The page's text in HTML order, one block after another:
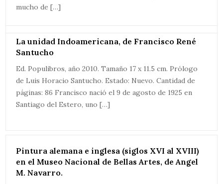
mucho de […]
La unidad Indoamericana, de Francisco René
Santucho
Ed. Populibros, año 2010. Tamaño 17 x 11.5 cm. Prólogo
de Luis Horacio Santucho. Estado: Nuevo. Cantidad de
páginas: 86 Francisco nació el 9 de agosto de 1925 en
Santiago del Estero, uno […]
Pintura alemana e inglesa (siglos XVI al XVIII)
en el Museo Nacional de Bellas Artes, de Angel
M. Navarro.